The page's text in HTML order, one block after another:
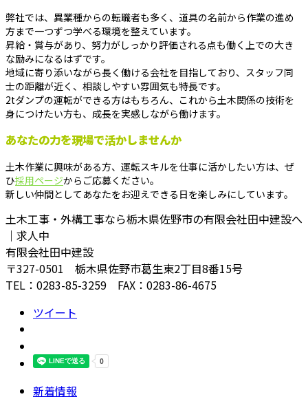
弊社では、異業種からの転職者も多く、道具の名前から作業の進め
方まで一つずつ学べる環境を整えています。
昇給・賞与があり、努力がしっかり評価される点も働く上での大き
な励みになるはずです。
地域に寄り添いながら長く働ける会社を目指しており、スタッフ同
士の距離が近く、相談しやすい雰囲気も特長です。
2tダンプの運転ができる方はもちろん、これから土木関係の技術を
身につけたい方も、成長を実感しながら働けます。
あなたの力を現場で活かしませんか
土木作業に興味がある方、運転スキルを仕事に活かしたい方は、ぜ
ひ採用ページからご応募ください。
新しい仲間としてあなたをお迎えできる日を楽しみにしています。
土木工事・外構工事なら栃木県佐野市の有限会社田中建設へ
｜求人中
有限会社田中建設
〒327-0501 栃木県佐野市葛生東2丁目8番15号
TEL：0283-85-3259 FAX：0283-86-4675
ツイート
新着情報